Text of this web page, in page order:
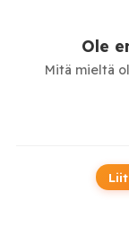
Ole
Mitä mieltä